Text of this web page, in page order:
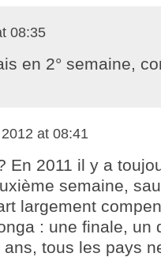
08:35
en 2° semaine,
at 08:41
En 2011 il y a
semaine,
largement
: une finale, un
tous les pays